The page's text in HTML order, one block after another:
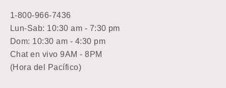
1-800-966-7436
Lun-Sab: 10:30 am - 7:30 pm
Dom: 10:30 am - 4:30 pm
Chat en vivo 9AM - 8PM
(Hora del Pacífico)